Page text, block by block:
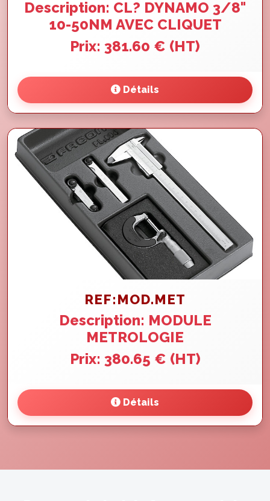
Description: CL? DYNAMO 3/8"
10-50NM AVEC CLIQUET
Prix: 381.60 € (HT)
Détails
REF:MOD.MET
Description: MODULE
METROLOGIE
Prix: 380.65 € (HT)
Détails